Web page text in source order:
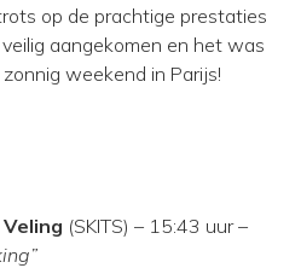
op de prachtige prestaties
aangekomen en het was
weekend in Parijs!
(SKITS) – 15:43 uur –